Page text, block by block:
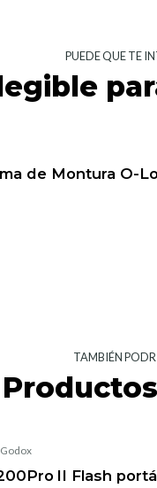
PUEDE QUE TE
de Montura O-
TAMBIÉN
Godox
II Flash